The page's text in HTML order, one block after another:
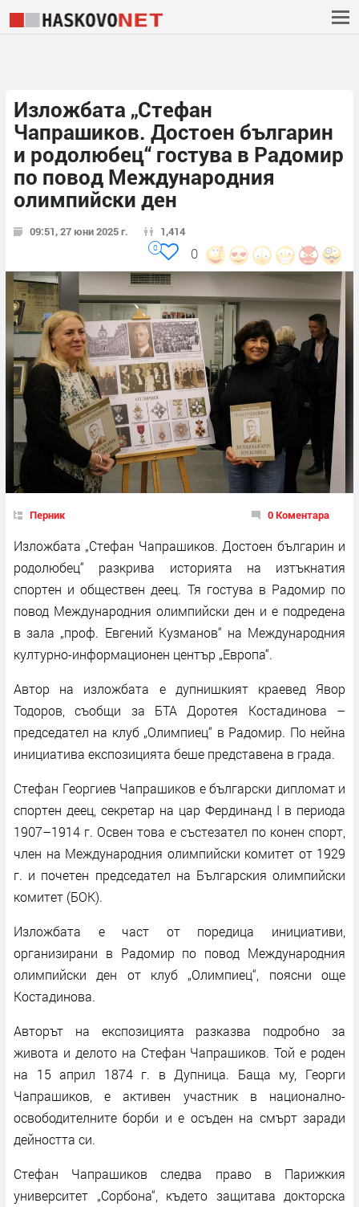
Изложбата „Стефан
Чапрашиков. Достоен българин
и родолюбец“ гостува в Радомир
по повод Международния
олимпийски ден
09:51, 27 юни 2025 г. 1,414
0
0
Перник 0 Коментара
Изложбата „Стефан Чапрашиков. Достоен българин и
родолюбец“ разкрива историята на изтъкнатия
спортен и обществен деец. Тя гостува в Радомир по
повод Международния олимпийски ден и е подредена
в зала „проф. Евгений Кузманов“ на Международния
културно-информационен център „Европа“.
Автор на изложбата е дупнишкият краевед Явор
Тодоров, съобщи за БТА Доротея Костадинова –
председател на клуб „Олимпиец“ в Радомир. По нейна
инициатива експозицията беше представена в града.
Стефан Георгиев Чапрашиков е български дипломат и
спортен деец, секретар на цар Фердинанд I в периода
1907–1914 г. Освен това е състезател по конен спорт,
член на Международния олимпийски комитет от 1929
г. и почетен председател на Българския олимпийски
комитет (БОК).
Изложбата е част от поредица инициативи,
организирани в Радомир по повод Международния
олимпийски ден от клуб „Олимпиец“, поясни още
Костадинова.
Авторът на експозицията разказва подробно за
живота и делото на Стефан Чапрашиков. Той е роден
на 15 април 1874 г. в Дупница. Баща му, Георги
Чапрашиков, е активен участник в национално-
освободителните борби и е осъден на смърт заради
дейността си.
Стефан Чапрашиков следва право в Парижкия
университет „Сорбона“, където защитава докторска